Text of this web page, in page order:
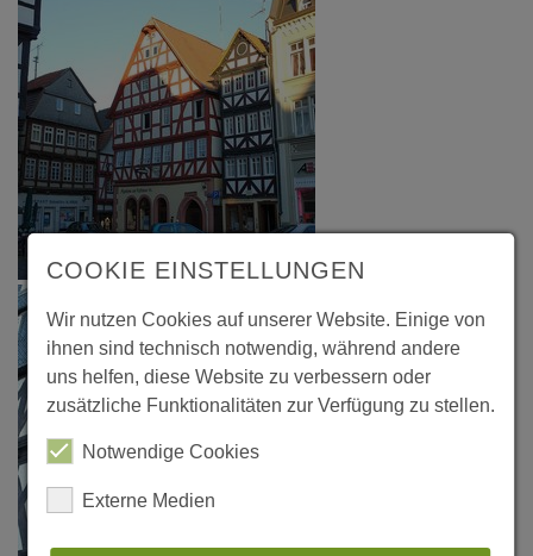
COOKIE EINSTELLUNGEN
Wir nutzen Cookies auf unserer Website. Einige von
ihnen sind technisch notwendig, während andere
uns helfen, diese Website zu verbessern oder
zusätzliche Funktionalitäten zur Verfügung zu stellen.
Notwendige Cookies
Externe Medien